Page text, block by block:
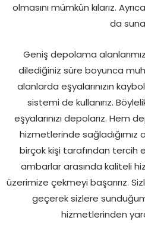
olmasını mümkün kılarız.
da
Geniş depolama
dilediğiniz süre boyunca
alanlarda eşyalarınızın
sistemi de kullanırız.
eşyalarınızı depolarız. Hem
hizmetlerinde
birçok kişi tarafından tercih
ambarlar arasında kaliteli
üzerimize çekmeyi başarırız.
geçerek sizlere
hizmetlerinden